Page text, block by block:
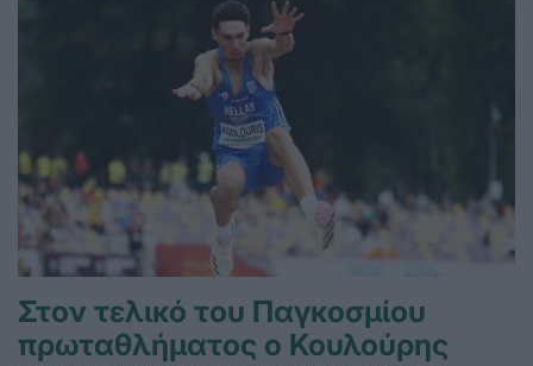
Στον τελικό του Παγκοσμίου
πρωταθλήματος ο Κουλούρης